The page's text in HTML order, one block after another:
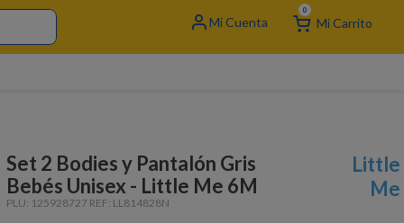
0
Set 2 Bodies y Pantalón Gris
Bebés Unisex - Little Me 6M
PLU: 125928727 REF: LL814828N
Little
Me